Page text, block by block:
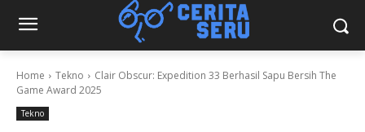
Home Tekno
Clair Obscur: Expedition 33 Berhasil Sapu Bersih The
Game Award 2025
Tekno